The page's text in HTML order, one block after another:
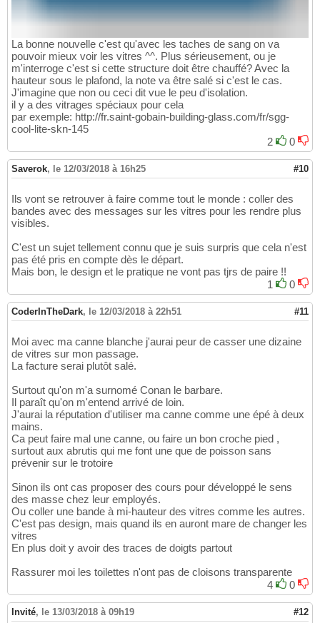
La bonne nouvelle c'est qu'avec les taches de sang on va
pouvoir mieux voir les vitres ^^. Plus sérieusement, ou je
m'interroge c'est si cette structure doit être chauffé? Avec la
hauteur sous le plafond, la note va être salé si c'est le cas.
J'imagine que non ou ceci dit vue le peu d'isolation.
il y a des vitrages spéciaux pour cela
par exemple: http://fr.saint-gobain-building-glass.com/fr/sgg-
cool-lite-skn-145
2
0
Saverok, le 12/03/2018 à 16h25 #10
Ils vont se retrouver à faire comme tout le monde : coller des
bandes avec des messages sur les vitres pour les rendre plus
visibles.
C'est un sujet tellement connu que je suis surpris que cela n'est
pas été pris en compte dès le départ.
Mais bon, le design et le pratique ne vont pas tjrs de paire !!
1
0
CoderInTheDark, le 12/03/2018 à 22h51 #11
Moi avec ma canne blanche j'aurai peur de casser une dizaine
de vitres sur mon passage.
La facture serai plutôt salé.
Surtout qu'on m'a surnomé Conan le barbare.
Il paraît qu'on m'entend arrivé de loin.
J'aurai la réputation d'utiliser ma canne comme une épé à deux
mains.
Ca peut faire mal une canne, ou faire un bon croche pied ,
surtout aux abrutis qui me font une que de poisson sans
prévenir sur le trotoire
Sinon ils ont cas proposer des cours pour développé le sens
des masse chez leur employés.
Ou coller une bande à mi-hauteur des vitres comme les autres.
C'est pas design, mais quand ils en auront mare de changer les
vitres
En plus doit y avoir des traces de doigts partout
Rassurer moi les toilettes n'ont pas de cloisons transparente
4
0
Invité, le 13/03/2018 à 09h19 #12